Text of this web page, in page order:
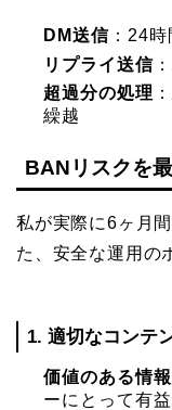
DM送信 ：24
リプライ送信
超過分の処理
繰越
BANリスクを
私が実際に6ヶ月
た、安全な運用の
1. 適切なコンテ
価値のある情
ーにとって有